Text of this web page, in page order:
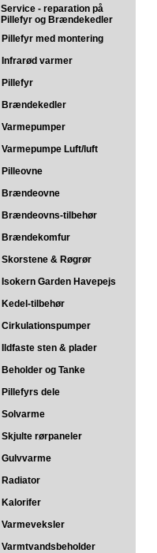
Service - reparation på
Pillefyr og Brændekedler
Pillefyr med montering
Infrarød varmer
Pillefyr
Brændekedler
Varmepumper
Varmepumpe Luft/luft
Pilleovne
Brændeovne
Brændeovns-tilbehør
Brændekomfur
Skorstene & Røgrør
Isokern Garden Havepejs
Kedel-tilbehør
Cirkulationspumper
Ildfaste sten & plader
Beholder og Tanke
Pillefyrs dele
Solvarme
Skjulte rørpaneler
Gulvvarme
Radiator
Kalorifer
Varmeveksler
Varmtvandsbeholder